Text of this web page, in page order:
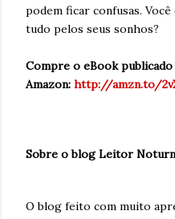
podem ficar confusas.
tudo pelos seus sonhos?
Compre o eBook publicado
Amazon: http://amzn.to/
Sobre o blog Leitor
O blog feito com muito